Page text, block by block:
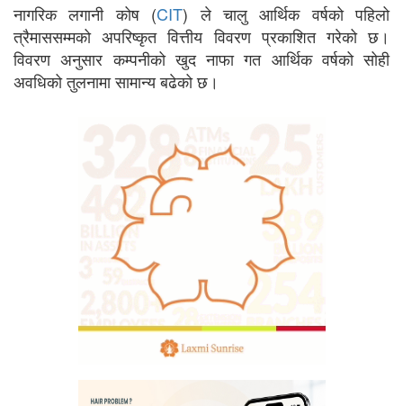
नागरिक लगानी कोष (CIT) ले चालु आर्थिक वर्षको पहिलो
त्रैमाससम्मको अपरिष्कृत वित्तीय विवरण प्रकाशित गरेको छ।
विवरण अनुसार कम्पनीको खुद नाफा गत आर्थिक वर्षको सोही
अवधिको तुलनामा सामान्य बढेको छ।